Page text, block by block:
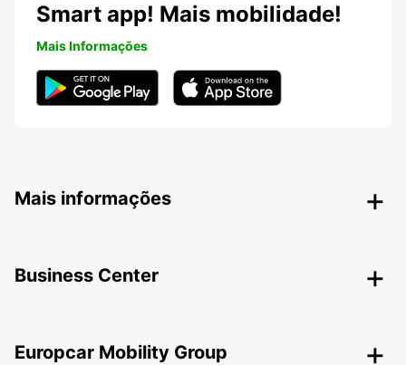
Smart app! Mais mobilidade!
Mais Informações
Mais informações
Business Center
Europcar Mobility Group